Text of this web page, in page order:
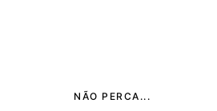
NÃO PERCA...